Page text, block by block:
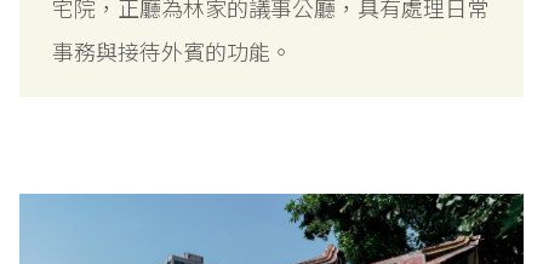
宅院，正廳為林家的議事公廳，具有處理日常
事務與接待外賓的功能。